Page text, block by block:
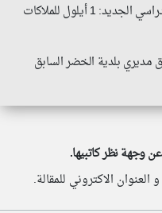
التربية تحدد موعد العام الدراسي الجديد: 1 أيلول للملاكات
مديري بلدية الخضر السابق
وجهة نظر كاتبيها.
الاكتروني للمقالة.